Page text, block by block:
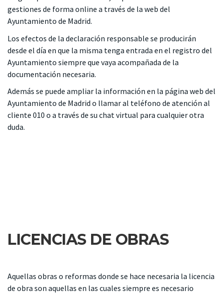
gestiones de forma online a través de la web del
Ayuntamiento de Madrid.
Los efectos de la declaración responsable se producirán
desde el día en que la misma tenga entrada en el registro del
Ayuntamiento siempre que vaya acompañada de la
documentación necesaria.
Además se puede ampliar la información en la página web del
Ayuntamiento de Madrid o llamar al teléfono de atención al
cliente 010 o a través de su chat virtual para cualquier otra
duda.
LICENCIAS DE OBRAS
Aquellas obras o reformas donde se hace necesaria la licencia
de obra son aquellas en las cuales siempre es necesario